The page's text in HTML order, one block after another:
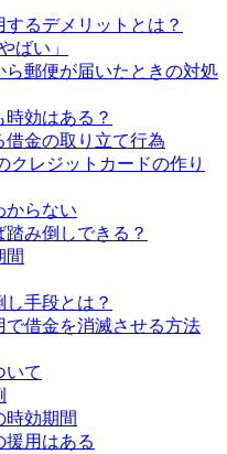
るデメリットとは？
ばい」
郵便が届いたときの対処
効はある？
金の取り立て行為
クレジットカードの作り
からない
み倒しできる？
間
手段とは？
で借金を消滅させる方法
いて
時効期間
援用はある